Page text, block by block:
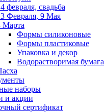
февраля, свадьба
Февраля, 9 Мая
Марта
Формы силиконовые
Формы пластиковые
Упаковка и декор
Водорастворимая бумага
наборы
и акции
сертификат